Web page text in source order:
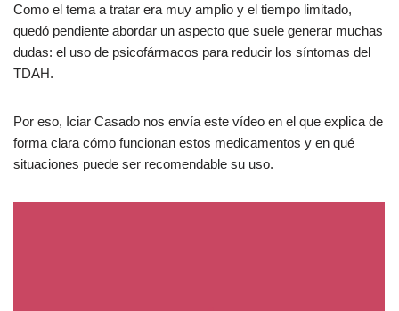
Como el tema a tratar era muy amplio y el tiempo limitado,
quedó pendiente abordar un aspecto que suele generar muchas
dudas: el uso de psicofármacos para reducir los síntomas del
TDAH.
Por eso, Iciar Casado nos envía este vídeo en el que explica de
forma clara cómo funcionan estos medicamentos y en qué
situaciones puede ser recomendable su uso.